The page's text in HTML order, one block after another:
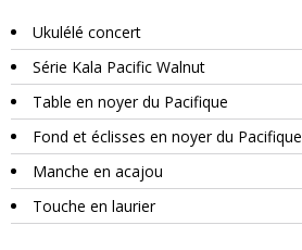
Ukulélé concert
Série Kala Pacific Walnut
Table en noyer du Pacifique
Fond et éclisses en noyer du Pacifique
Manche en acajou
Touche en laurier